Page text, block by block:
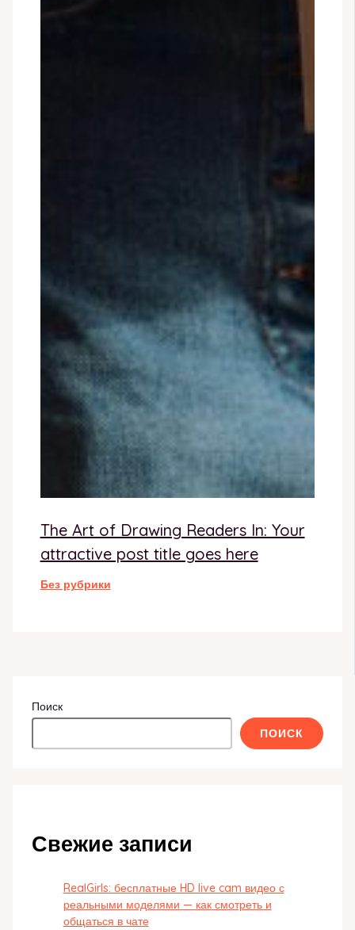
The Art of Drawing Readers In: Your
attractive post title goes here
Без рубрики
Поиск
ПОИСК
Свежие записи
RealGirls: бесплатные HD live cam видео с
реальными моделями — как смотреть и
общаться в чате